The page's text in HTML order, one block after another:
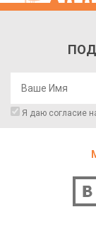
Я даю согласие